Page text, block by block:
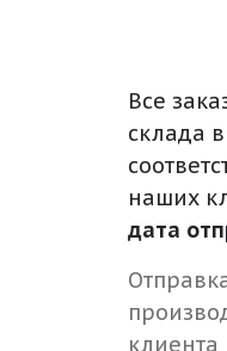
Все
склада
наших
дата
клиента